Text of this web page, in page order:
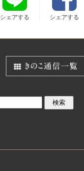
シェアする シェアする